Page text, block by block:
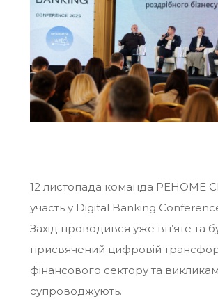
12 листопада команда РЕНОМЕ
участь у Digital Banking
Захід проводився уже вп’яте та
присвячений цифровій
фінансового сектору та
супроводжують.